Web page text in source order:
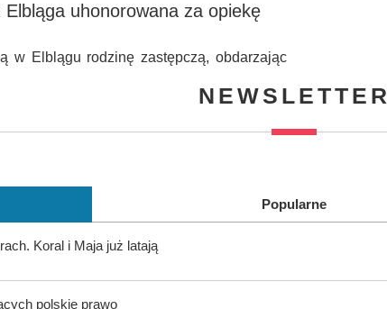
uhonorowana za opiekę
w Elblągu rodzinę zastępczą, obdarzając
NEWSLETTER
Popularne
Koral i Maja już latają
polskie prawo